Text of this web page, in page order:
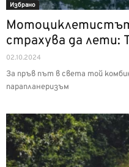
Избрано
страхува да лети:
02.10.2024
За пръв път в света той
парапланеризъм